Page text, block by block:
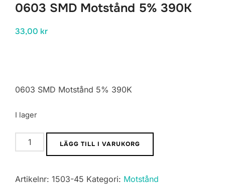
0603 SMD Motstånd 5% 390K
33,00 kr
0603 SMD Motstånd 5% 390K
I lager
0603
SMD
5%
LÄGG TILL I VARUKORG
Artikelnr: 1503-45 Kategori: Motstånd